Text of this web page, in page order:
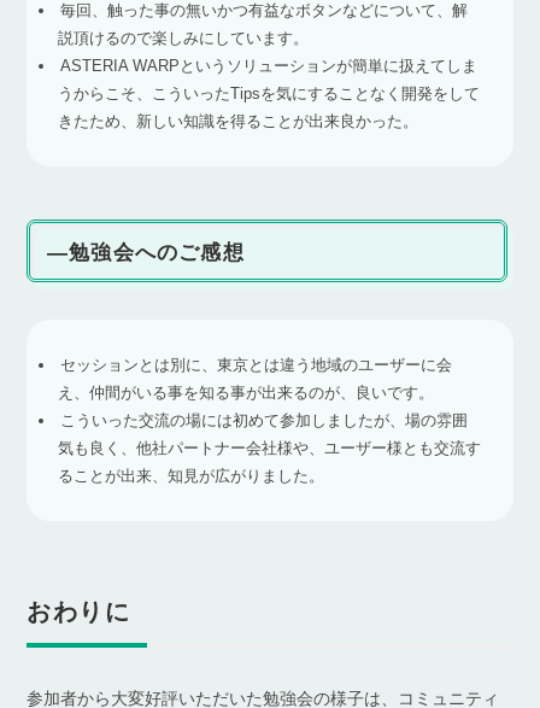
毎回、触った事の無いかつ有益なボタンなどについて、解
説頂けるので楽しみにしています。
ASTERIA WARPというソリューションが簡単に扱えてしま
うからこそ、こういったTipsを気にすることなく開発をして
きたため、新しい知識を得ることが出来良かった。
―勉強会へのご感想
セッションとは別に、東京とは違う地域のユーザーに会
え、仲間がいる事を知る事が出来るのが、良いです。
こういった交流の場には初めて参加しましたが、場の雰囲
気も良く、他社パートナー会社様や、ユーザー様とも交流す
ることが出来、知見が広がりました。
おわりに
参加者から大変好評いただいた勉強会の様子は、コミュニティ